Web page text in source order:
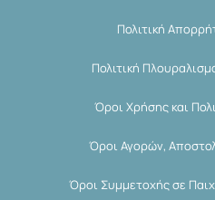
Πολιτική
Πολιτική
Όροι Χρήσης και
Όροι Αγορών,
Όροι Συμμετοχής σε